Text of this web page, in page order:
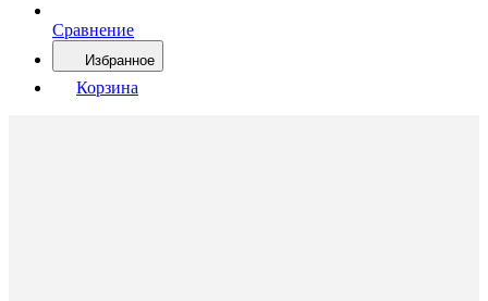
Сравнение
Избранное
Корзина